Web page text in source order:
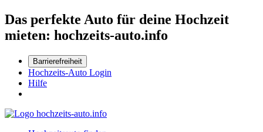
Das perfekte Auto für deine Hochzeit
mieten: hochzeits-auto.info
Barrierefreiheit
Hochzeits-Auto Login
Hilfe